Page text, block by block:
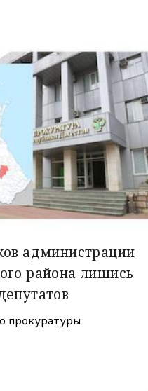
администрации
района лишись
прокуратуры